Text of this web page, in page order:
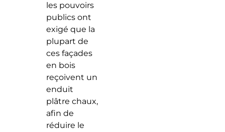
les pouvoirs
publics ont
exigé que la
plupart de
ces façades
en bois
reçoivent un
enduit
plâtre chaux,
afin de
réduire le